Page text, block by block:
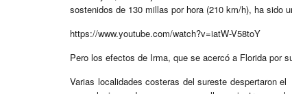
sostenidos de 130 millas por hora (210 km/h), ha sido
https://www.youtube.com/watch?v=iatW-V58toY
Pero los efectos de Irma, que se acercó a Florida por
Varias localidades costeras del sureste despertaron